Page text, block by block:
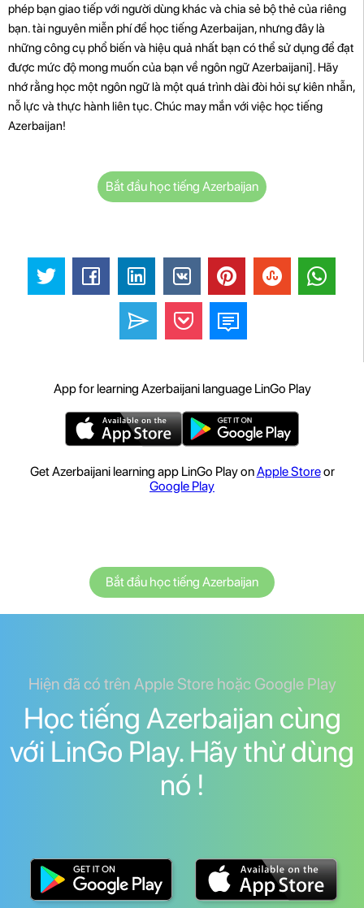
phép bạn giao tiếp với người dùng khác và chia sẻ bộ thẻ của riêng
bạn. tài nguyên miễn phí để học tiếng Azerbaijan, nhưng đây là
những công cụ phổ biến và hiệu quả nhất bạn có thể sử dụng để đạt
được mức độ mong muốn của bạn về ngôn ngữ Azerbaijani]. Hãy
nhớ rằng học một ngôn ngữ là một quá trình dài đòi hỏi sự kiên nhẫn,
nỗ lực và thực hành liên tục. Chúc may mắn với việc học tiếng
Azerbaijan!
Bắt đầu học tiếng Azerbaijan
App for learning Azerbaijani language LinGo Play
Get Azerbaijani learning app LinGo Play onApple Storeor
Google Play
Bắt đầu học tiếng Azerbaijan
Hiện đã có trên Apple Store hoặc Google Play
Học tiếng Azerbaijan cùng
với LinGo Play. Hãy thừ dùng
nó !